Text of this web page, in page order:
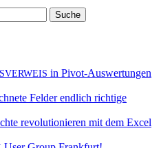
SVERWEIS in Pivot-Auswertungen
Felder endlich richtige
revolutionieren mit dem Excel